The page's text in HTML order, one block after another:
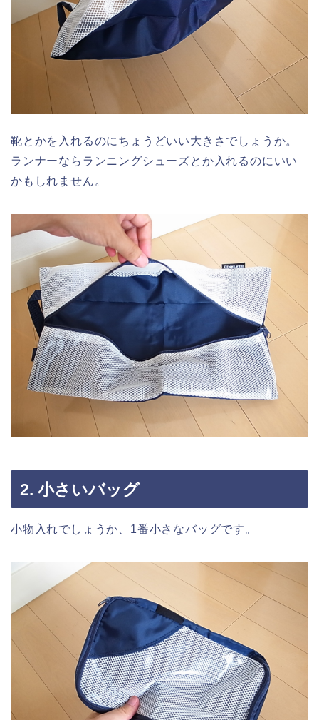
靴とかを入れるのにちょうどいい大きさでしょうか。
ランナーならランニングシューズとか入れるのにいい
かもしれません。
2. 小さいバッグ
小物入れでしょうか、1番小さなバッグです。